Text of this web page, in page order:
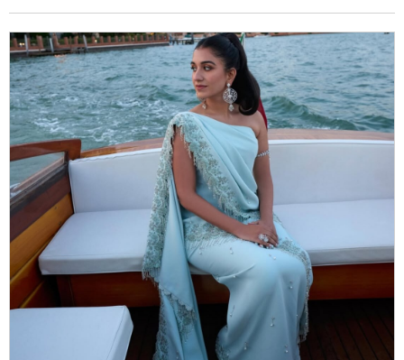
8/9
वेनिस की खूबसूरत नहरों और नावों के बीच राधिका मर्चेंट का ये
अंदाज सोशल मीडिया पर तेजी से वायरल हो रहा है.